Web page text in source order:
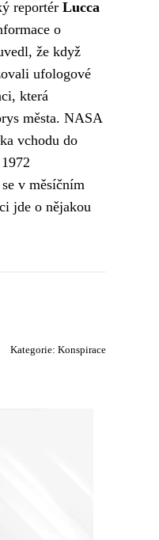
reportér Lucca
o
že když
ufologové
která
města. NASA
vchodu do
v měsíčním
jde o nějakou
Kategorie: Konspirace